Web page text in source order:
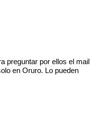
preguntar por ellos el mail
en Oruro. Lo pueden